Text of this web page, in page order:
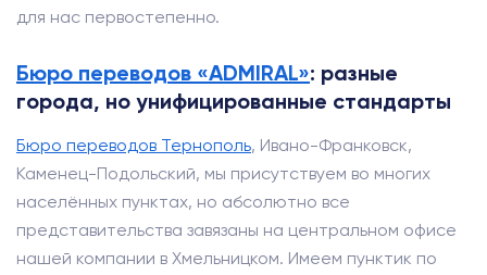
для нас первостепенно.
Бюро переводов «ADMIRAL»: разные
города, но унифицированные стандарты
Бюро переводов Тернополь, Ивано-Франковск,
Каменец-Подольский, мы присутствуем во многих
населённых пунктах, но абсолютно все
представительства завязаны на центральном офисе
нашей компании в Хмельницком. Имеем пунктик по